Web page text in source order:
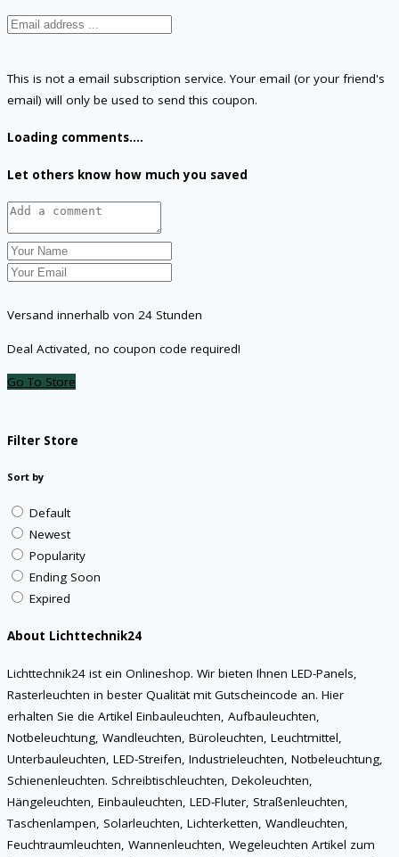
This is not a email subscription service. Your email (or your friend's
email) will only be used to send this coupon.
Loading comments....
Let others know how much you saved
Versand innerhalb von 24 Stunden
Deal Activated, no coupon code required!
Go To Store
Filter Store
Sort by
Default
Newest
Popularity
Ending Soon
Expired
About Lichttechnik24
Lichttechnik24 ist ein Onlineshop. Wir bieten Ihnen LED-Panels,
Rasterleuchten in bester Qualität mit Gutscheincode an. Hier
erhalten Sie die Artikel Einbauleuchten, Aufbauleuchten,
Notbeleuchtung, Wandleuchten, Büroleuchten, Leuchtmittel,
Unterbauleuchten, LED-Streifen, Industrieleuchten, Notbeleuchtung,
Schienenleuchten. Schreibtischleuchten, Dekoleuchten,
Hängeleuchten, Einbauleuchten, LED-Fluter, Straßenleuchten,
Taschenlampen, Solarleuchten, Lichterketten, Wandleuchten,
Feuchtraumleuchten, Wannenleuchten, Wegeleuchten Artikel zum